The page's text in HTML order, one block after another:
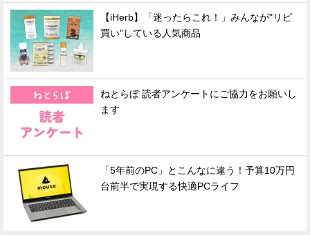
【iHerb】「迷ったらこれ！」みんなが"リピ
買い"している人気商品
ねとらぼ 読者アンケートにご協力をお願いし
ます
「5年前のPC」とこんなに違う！予算10万円
台前半で実現する快適PCライフ